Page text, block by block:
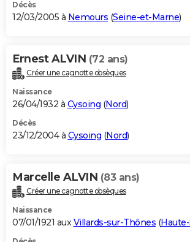
Décès
12/03/2005 à Nemours (Seine-et-Marne)
Ernest ALVIN (72 ans)
Créer une cagnotte obsèques
Naissance
26/04/1932 à Cysoing (Nord)
Décès
23/12/2004 à Cysoing (Nord)
Marcelle ALVIN (83 ans)
Créer une cagnotte obsèques
Naissance
07/01/1921 auxVillards-sur-Thônes (